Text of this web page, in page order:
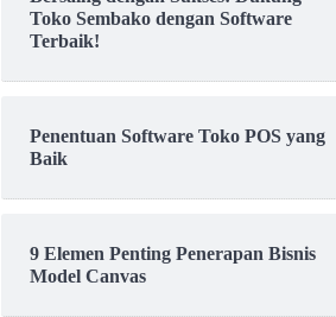
Toko Sembako dengan Software
Terbaik!
Penentuan Software Toko POS yang
Baik
9 Elemen Penting Penerapan Bisnis
Model Canvas